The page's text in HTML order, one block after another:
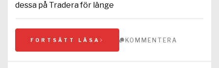
dessa på Tradera för länge
FORTSÄTT LÄSA KOMMENTERA